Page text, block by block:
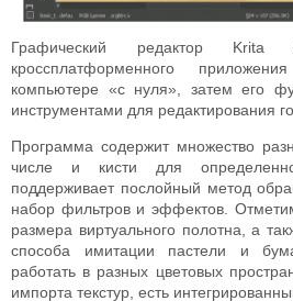
Графический редактор
кроссплатформенного
компьютере «с нуля», затем его
инструментами для редактирования
Программа содержит множество
числе и кисти для
поддерживает послойный метод
набор фильтров и эффектов.
размера виртуального полотна, а
способа имитации пастели и
работать в разных цветовых
импорта текстур, есть